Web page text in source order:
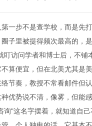
一步不是查学校，而是
子里被提得频次最高的，
盯访问学者和博士后，不
算便宜，但在北美尤其
节奏，教授不常看邮件但
优势说不清，像雾，但能
询"这名字摆着，就知道自